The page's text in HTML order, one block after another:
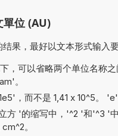
單位 (AU)
结果，最好以文本形式输入
，可以省略两个单位名
。
，而不是 1,41 x 10^5。
方 '的缩写中，'^2 '和'^3 '
。